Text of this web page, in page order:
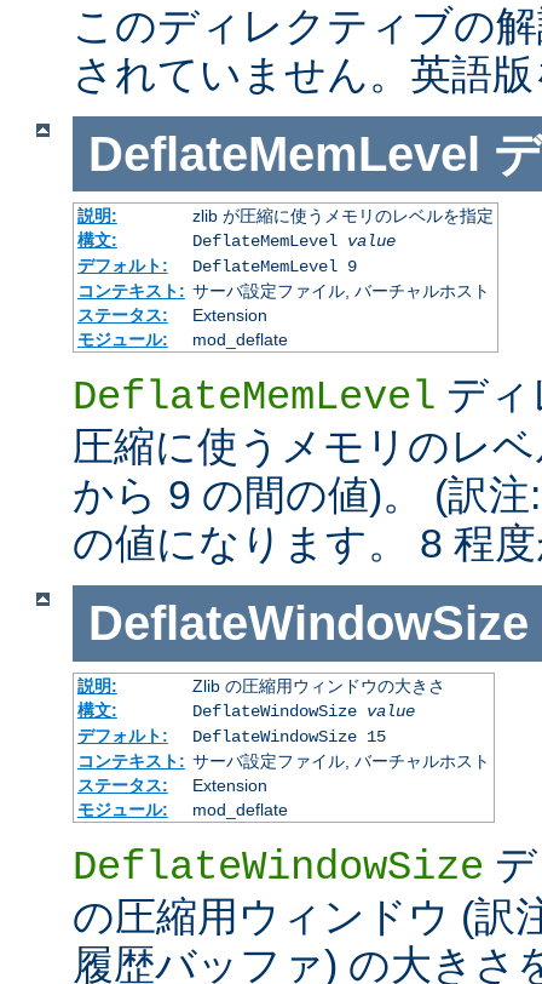
このディレクティブの
されていません。英語
DeflateMemLevel
説明:
zlib が圧縮に使うメモリのレベルを指定
構文:
DeflateMemLevel value
デフォルト:
DeflateMemLevel 9
コンテキスト: サーバ設定ファイル, バーチャルホスト
ステータス:
Extension
モジュール:
mod_deflate
DeflateMemLevel デ
圧縮に使うメモリのレ
から 9 の間の値)。 (訳
の値になります。 8 程
DeflateWindowSize
説明:
Zlib の圧縮用ウィンドウの大きさ
構文:
DeflateWindowSize value
デフォルト:
DeflateWindowSize 15
コンテキスト: サーバ設定ファイル, バーチャルホスト
ステータス:
Extension
モジュール:
mod_deflate
DeflateWindowSize
の圧縮用ウィンドウ (訳
履歴バッファ) の大きさ